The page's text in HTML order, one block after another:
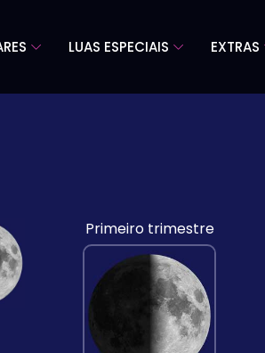
LUAS ESPECIAIS EXTRAS
Primeiro trimestre